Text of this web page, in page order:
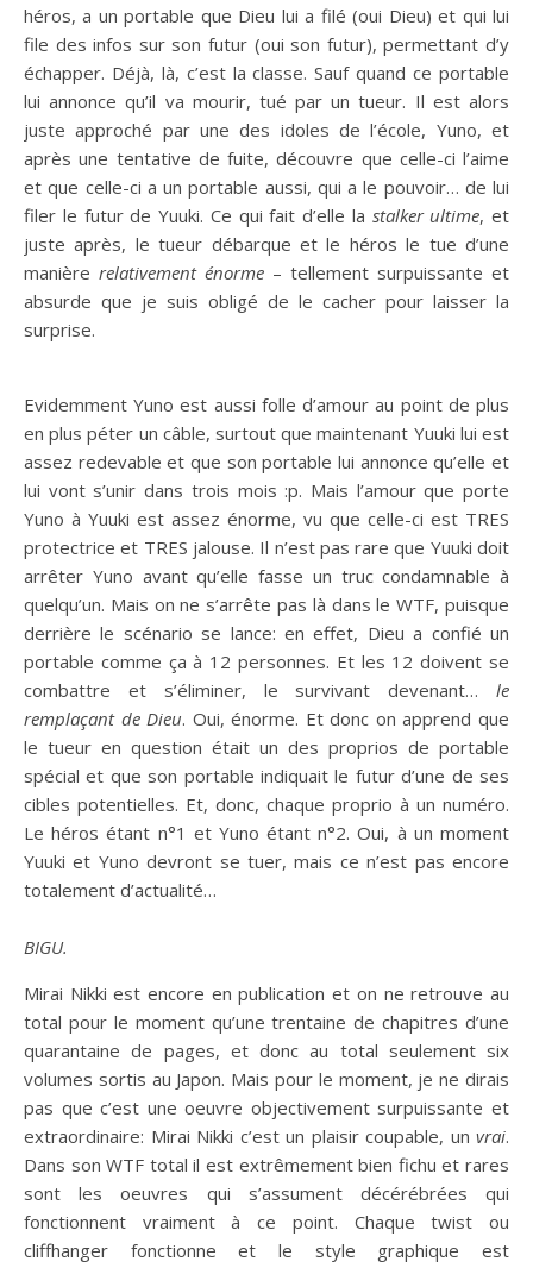
héros, a un portable que Dieu lui a filé (oui Dieu) et qui lui
file des infos sur son futur (oui son futur), permettant d’y
échapper. Déjà, là, c’est la classe. Sauf quand ce portable
lui annonce qu’il va mourir, tué par un tueur. Il est alors
juste approché par une des idoles de l’école, Yuno, et
après une tentative de fuite, découvre que celle-ci l’aime
et que celle-ci a un portable aussi, qui a le pouvoir… de lui
filer le futur de Yuuki. Ce qui fait d’elle la stalker ultime, et
juste après, le tueur débarque et le héros le tue d’une
manière relativement énorme – tellement surpuissante et
absurde que je suis obligé de le cacher pour laisser la
surprise.
Evidemment Yuno est aussi folle d’amour au point de plus
en plus péter un câble, surtout que maintenant Yuuki lui est
assez redevable et que son portable lui annonce qu’elle et
lui vont s’unir dans trois mois :p. Mais l’amour que porte
Yuno à Yuuki est assez énorme, vu que celle-ci est TRES
protectrice et TRES jalouse. Il n’est pas rare que Yuuki doit
arrêter Yuno avant qu’elle fasse un truc condamnable à
quelqu’un. Mais on ne s’arrête pas là dans le WTF, puisque
derrière le scénario se lance: en effet, Dieu a confié un
portable comme ça à 12 personnes. Et les 12 doivent se
combattre et s’éliminer, le survivant devenant… le
remplaçant de Dieu. Oui, énorme. Et donc on apprend que
le tueur en question était un des proprios de portable
spécial et que son portable indiquait le futur d’une de ses
cibles potentielles. Et, donc, chaque proprio à un numéro.
Le héros étant n°1 et Yuno étant n°2. Oui, à un moment
Yuuki et Yuno devront se tuer, mais ce n’est pas encore
totalement d’actualité…
BIGU.
Mirai Nikki est encore en publication et on ne retrouve au
total pour le moment qu’une trentaine de chapitres d’une
quarantaine de pages, et donc au total seulement six
volumes sortis au Japon. Mais pour le moment, je ne dirais
pas que c’est une oeuvre objectivement surpuissante et
extraordinaire: Mirai Nikki c’est un plaisir coupable, un vrai.
Dans son WTF total il est extrêmement bien fichu et rares
sont les oeuvres qui s’assument décérébrées qui
fonctionnent vraiment à ce point. Chaque twist ou
cliffhanger fonctionne et le style graphique est